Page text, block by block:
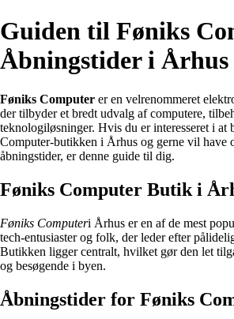
Guiden til Føniks
Åbningstider i Århus
Føniks Computer er en velrenommeret
der tilbyder et bredt udvalg af computere,
teknologiløsninger. Hvis du er interesseret i at
Computer-butikken i Århus og gerne vil have
åbningstider, er denne guide til dig.
Føniks Computer Butik i
Føniks Computeri Århus er en af de mest
tech-entusiaster og folk, der leder efter
Butikken ligger centralt, hvilket gør den let
og besøgende i byen.
Åbningstider for Føniks